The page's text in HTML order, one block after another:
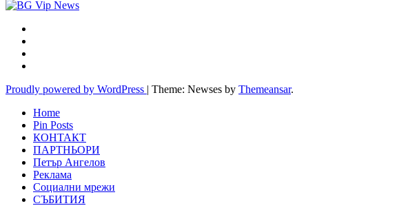
Proudly powered by WordPress | Theme: Newses by Themeansar.
Home
Pin Posts
КОНТАКТ
ПАРТНЬОРИ
Петър Ангелов
Реклама
Социални мрежи
СЪБИТИЯ